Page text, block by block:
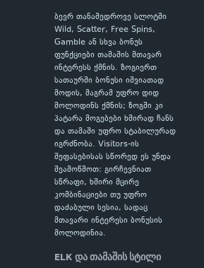
ბევრ თანამედროვე სლოტში
Wild, Scatter, Free Spins,
Gamble ან სხვა ბონუს
ფუნქციები თამაშის მთავარ
ინტერესს ქმნის. ზოგიერთ
სათაურში ბონუსი იშვიათად
მოდის, მაგრამ უფრო დიდ
მოლოდინს ქმნის; ზოგში კი
პატარა მოგებები ხშირად ჩანს
და თამაში უფრო სტაბილურად
იგრძნობა. Visitors-ის
შეფასებისას სწორედ ეს უნდა
შეამოწმოთ: გირჩევნიათ
სწრაფი, ხშირი მცირე
კომბინაციები თუ უფრო
დაძაბული სესია, სადაც
მთავარი ინტერესი ბონუსის
მოლოდინია.
ELK და თამაშის სტილი